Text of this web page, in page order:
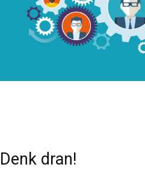
Denk dran!